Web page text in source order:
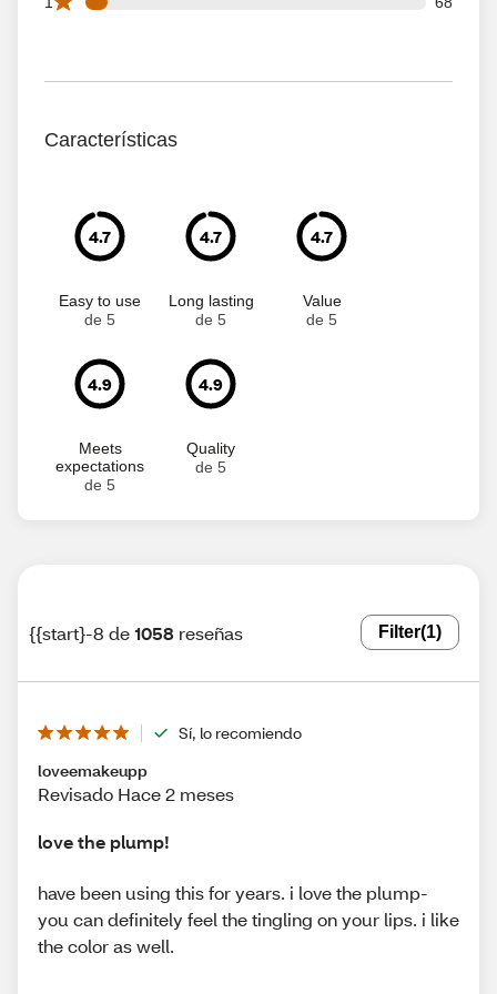
Características
4.7
Easy to use
de 5
4.7
Long lasting
de 5
4.7
Value
de 5
4.9
Meets
expectations
de 5
4.9
Quality
de 5
{{start}-8 de1058 reseñas Filter(1)
Sí, lo recomiendo
loveemakeupp
Revisado Hace 2 meses
love the plump!
have been using this for years. i love the plump-
you can definitely feel the tingling on your lips. i like
the color as well.